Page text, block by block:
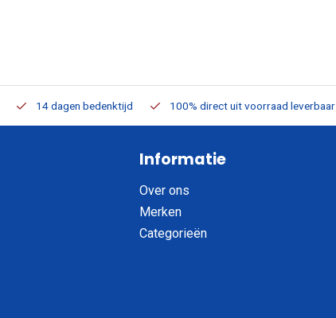
14 dagen bedenktijd 100% direct uit voorraad leverbaar
Informatie
Over ons
Merken
Categorieën